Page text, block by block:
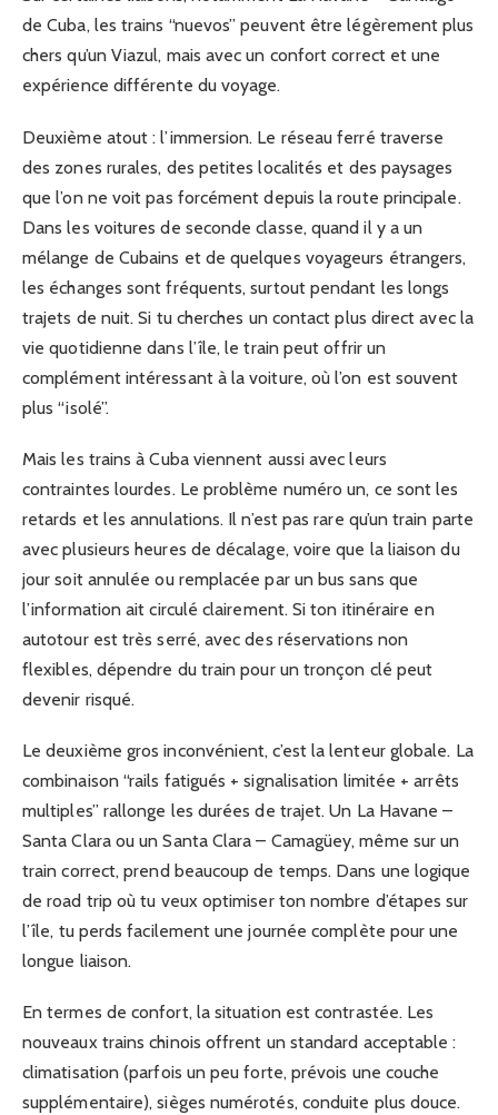
de Cuba, les trains “nuevos” peuvent être légèrement plus
chers qu’un Viazul, mais avec un confort correct et une
expérience différente du voyage.
Deuxième atout : l’immersion. Le réseau ferré traverse
des zones rurales, des petites localités et des paysages
que l’on ne voit pas forcément depuis la route principale.
Dans les voitures de seconde classe, quand il y a un
mélange de Cubains et de quelques voyageurs étrangers,
les échanges sont fréquents, surtout pendant les longs
trajets de nuit. Si tu cherches un contact plus direct avec la
vie quotidienne dans l’île, le train peut offrir un
complément intéressant à la voiture, où l’on est souvent
plus “isolé”.
Mais les trains à Cuba viennent aussi avec leurs
contraintes lourdes. Le problème numéro un, ce sont les
retards et les annulations. Il n’est pas rare qu’un train parte
avec plusieurs heures de décalage, voire que la liaison du
jour soit annulée ou remplacée par un bus sans que
l’information ait circulé clairement. Si ton itinéraire en
autotour est très serré, avec des réservations non
flexibles, dépendre du train pour un tronçon clé peut
devenir risqué.
Le deuxième gros inconvénient, c’est la lenteur globale. La
combinaison “rails fatigués + signalisation limitée + arrêts
multiples” rallonge les durées de trajet. Un La Havane –
Santa Clara ou un Santa Clara – Camagüey, même sur un
train correct, prend beaucoup de temps. Dans une logique
de road trip où tu veux optimiser ton nombre d’étapes sur
l’île, tu perds facilement une journée complète pour une
longue liaison.
En termes de confort, la situation est contrastée. Les
nouveaux trains chinois offrent un standard acceptable :
climatisation (parfois un peu forte, prévois une couche
supplémentaire), sièges numérotés, conduite plus douce.